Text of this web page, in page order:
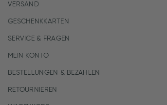
VERSAND
GESCHENKKARTEN
SERVICE & FRAGEN
MEIN KONTO
BESTELLUNGEN & BEZAHLEN
RETOURNIEREN